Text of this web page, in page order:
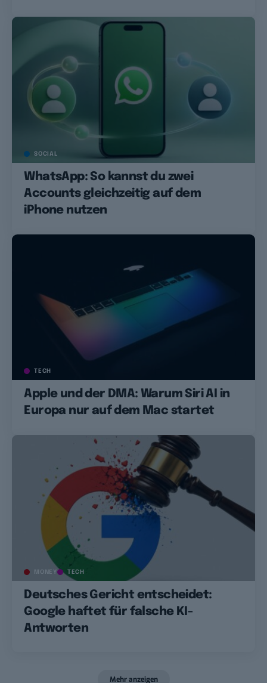
SOCIAL
WhatsApp: So kannst du zwei
Accounts gleichzeitig auf dem
iPhone nutzen
TECH
Apple und der DMA: Warum Siri AI in
Europa nur auf dem Mac startet
MONEY TECH
Deutsches Gericht entscheidet:
Google haftet für falsche KI-
Antworten
Mehr anzeigen